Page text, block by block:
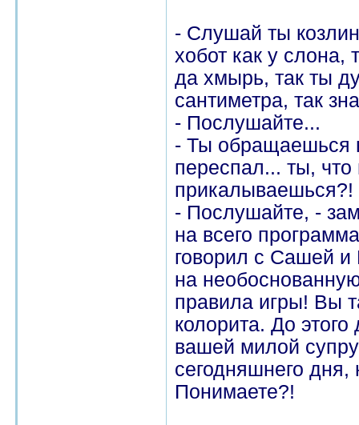
- Слушай ты
хобот как у слона,
да хмырь, так ты
сантиметра, так
- Послушайте...
- Ты обращаешься
переспал... ты,
прикалываешься?!
- Послушайте, -
на всего
говорил с Сашей
на
правила игры! Вы
колорита. До
вашей милой
сегодняшнего дня,
Понимаете?!